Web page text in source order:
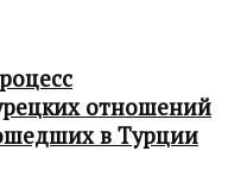
отношений
в Турции